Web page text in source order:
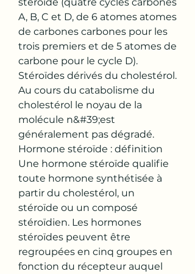
A, B, C et D, de 6 atomes atomes
de carbones carbones pour les
trois premiers et de 5 atomes de
carbone pour le cycle D).
Stéroïdes dérivés du cholestérol.
Au cours du catabolisme du
cholestérol le noyau de la
molécule n&#39;est
généralement pas dégradé.
Hormone stéroïde : définition
Une hormone stéroïde qualifie
toute hormone synthétisée à
partir du cholestérol, un
stéroïde ou un composé
stéroïdien. Les hormones
stéroïdes peuvent être
regroupées en cinq groupes en
fonction du récepteur auquel